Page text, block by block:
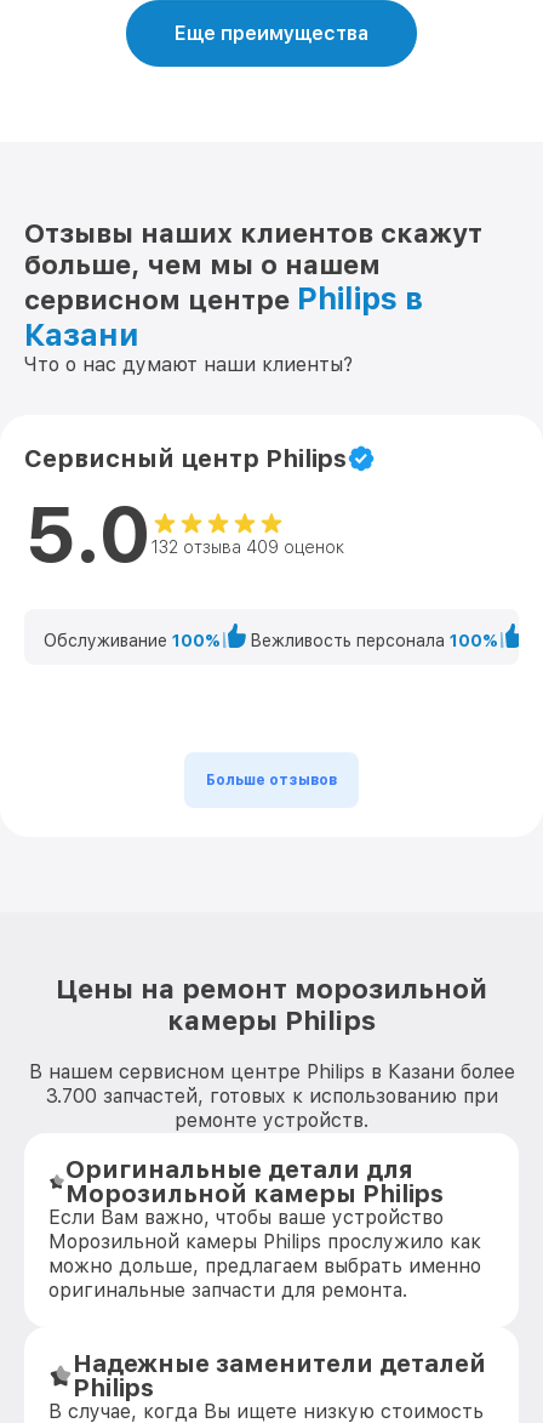
Еще преимущества
Отзывы наших клиентов скажут
больше, чем мы о нашем
сервисном центре Philips в
Казани
Что о нас думают наши клиенты?
Сервисный центр Philips
5.0 132 отзыва 409 оценок
Обслуживание 100% Вежливость персонала 100%
Больше отзывов
Цены на ремонт морозильной
камеры Philips
В нашем сервисном центре Philips в Казани более
3.700 запчастей, готовых к использованию при
ремонте устройств.
Оригинальные детали для
Морозильной камеры Philips
Если Вам важно, чтобы ваше устройство
Морозильной камеры Philips прослужило как
можно дольше, предлагаем выбрать именно
оригинальные запчасти для ремонта.
Надежные заменители деталей
Philips
В случае, когда Вы ищете низкую стоимость